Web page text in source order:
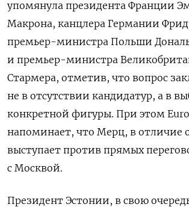
упомянула президента Франции
Макрона, канцлера Германии
премьер-министра Польши
и премьер-министра
Стармера, отметив, что вопрос
не в отсутствии кандидатур, а в
конкретной фигуры. При этом
напоминает, что Мерц, в отличие
выступает против прямых
с Москвой.
Президент Эстонии, в свою